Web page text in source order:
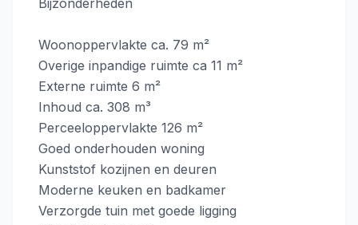
Bijzonderheden
Woonoppervlakte ca. 79 m²
Overige inpandige ruimte ca 11 m²
Externe ruimte 6 m²
Inhoud ca. 308 m³
Perceeloppervlakte 126 m²
Goed onderhouden woning
Kunststof kozijnen en deuren
Moderne keuken en badkamer
Verzorgde tuin met goede ligging